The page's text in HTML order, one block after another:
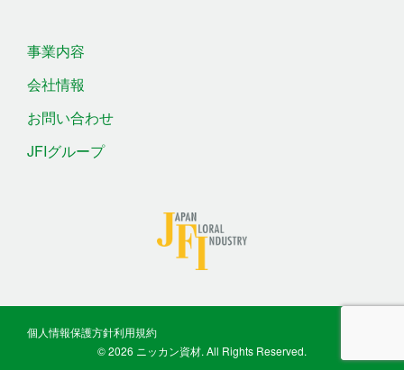
事業内容
会社情報
お問い合わせ
JFIグループ
個人情報保護方針利用規約
© 2026 ニッカン資材. All Rights Reserved.